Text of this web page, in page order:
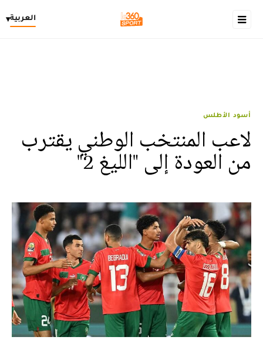
العربية▾
أسود الأطلس
لاعب المنتخب الوطني يقترب
من العودة إلى "الليغ 2"